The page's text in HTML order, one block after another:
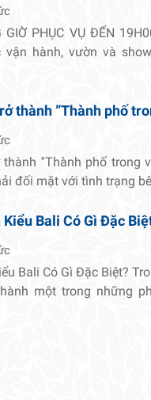
GIỜ PHỤC VỤ ĐẾN
vận hành, vườn và
thành ”Thành phố
''Thành phố trong
đối mặt với tình trạng
Bali Có Gì Đặc
Bali Có Gì Đặc Biệt?
một trong những